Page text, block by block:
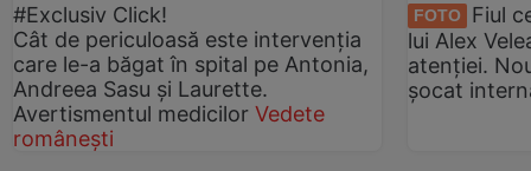
#Exclusiv Click!
Cât de periculoasă este intervenția
care le-a băgat în spital pe Antonia,
Andreea Sasu și Laurette.
Avertismentul medicilor Vedete
românești
FOTO
Fiul
lui Alex
atenției.
șocat